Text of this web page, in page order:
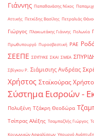
Γιάννης Παπαθανάσης Νίκος
Αττικής Πετκίδης Βασίλης Πετραλιάς
Γιώργος Πλακιωτάκης Γιάννης Πολωνία
Πρωθυπουργό Πυροσβεστική ΡΑΕ
ΣΕΕΠΕ ΣΕΥΠΥΚΕ ΣΚΑΙ ΣΜΕΑ
Σβίγκου Ρ. Σιάμισιης Ανδρέας
Χρήστος Σταϊκούρας
Σύστημα Εισροών -
Πολυξένη Τζάκρη Θεοδώρα
Τσίπρας Αλέξης Τσαμπαζλής Γιώργος
Κοινωνικών Ασφαλίσεων Υπουργό